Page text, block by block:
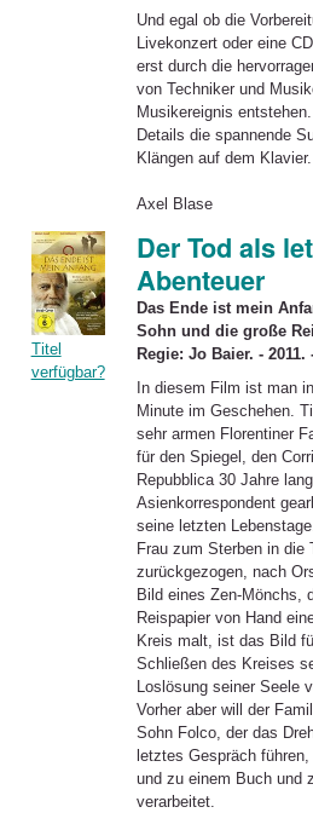
Und egal ob die
Livekonzert oder eine
erst durch die
von Techniker und
Musikereignis
Details die spannende
Klängen auf dem Klavier.
Axel Blase
Titel
verfügbar?
Der Tod als
Abenteuer
Das Ende ist mein
Sohn und die große
Regie: Jo Baier. - 2011.
In diesem Film ist man
Minute im Geschehen.
sehr armen Florentiner
für den Spiegel, den
Repubblica 30 Jahre
Asienkorrespondent
seine letzten
Frau zum Sterben in die
zurückgezogen, nach
Bild eines Zen-Mönchs,
Reispapier von Hand
Kreis malt, ist das Bild
Schließen des Kreises
Loslösung seiner Seele
Vorher aber will der
Sohn Folco, der das
letztes Gespräch
und zu einem Buch und
verarbeitet.